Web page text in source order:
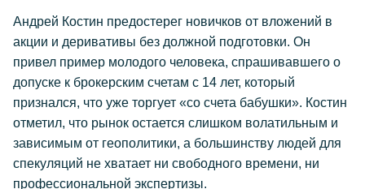
Андрей Костин предостерег новичков от вложений в
акции и деривативы без должной подготовки. Он
привел пример молодого человека, спрашивавшего о
допуске к брокерским счетам с 14 лет, который
признался, что уже торгует «со счета бабушки». Костин
отметил, что рынок остается слишком волатильным и
зависимым от геополитики, а большинству людей для
спекуляций не хватает ни свободного времени, ни
профессиональной экспертизы.